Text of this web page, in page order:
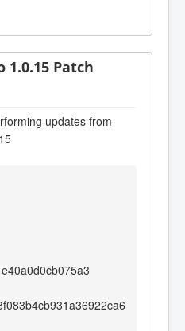
1.0.15 Patch
updates from